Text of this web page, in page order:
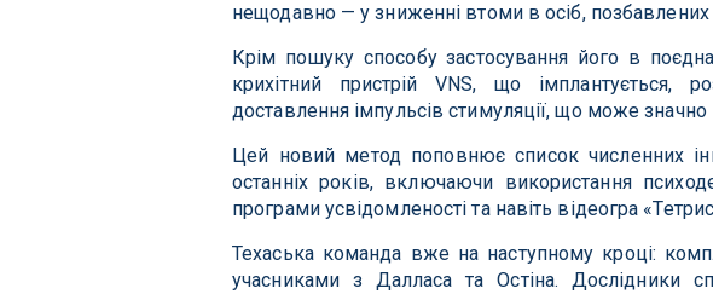
нещодавно — у зниженні втоми в осіб, позбавлених
Крім пошуку способу застосування його в
крихітний пристрій VNS, що імплантується,
доставлення імпульсів стимуляції, що може
Цей новий метод поповнює список численних
останніх років, включаючи використання
програми усвідомленості та навіть відеогра
Техаська команда вже на наступному кроці:
учасниками з Далласа та Остіна. Дослідники